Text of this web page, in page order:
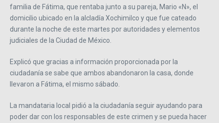
familia de Fátima, que rentaba junto a su pareja, Mario «N», el
domicilio ubicado en la alcladía Xochimilco y que fue cateado
durante la noche de este martes por autoridades y elementos
judiciales de la Ciudad de México.
Explicó que gracias a información proporcionada por la
ciudadanía se sabe que ambos abandonaron la casa, donde
llevaron a Fátima, el mismo sábado.
La mandataria local pidió a la ciudadanía seguir ayudando para
poder dar con los responsables de este crimen y se pueda hacer